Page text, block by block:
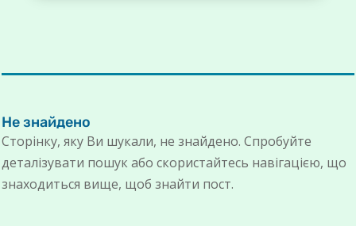
Не знайдено
Сторінку, яку Ви шукали, не знайдено. Спробуйте
деталізувати пошук або скористайтесь навігацією, що
знаходиться вище, щоб знайти пост.